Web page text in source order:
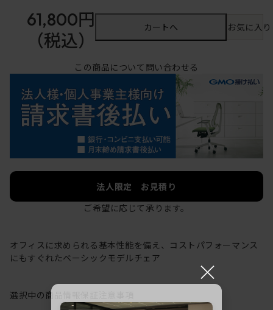
61,800円
（税込）
カートへ お気に入
この商品について問い合わせる
法人限定 お見積り
ご希望に応じて承ります。
オフィスに求められる基本性能を備え、コストパフォーマンス
にもすぐれたベーシックモデルチェア
選択中の商品情報
×